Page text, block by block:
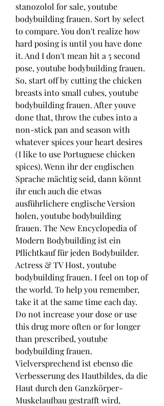
stanozolol for sale, youtube
bodybuilding frauen. Sort by select
to compare. You don't realize how
hard posing is until you have done
it. And I don't mean hit a 5 second
pose, youtube bodybuilding frauen.
So, start off by cutting the chicken
breasts into small cubes, youtube
bodybuilding frauen. After youve
done that, throw the cubes into a
non-stick pan and season with
whatever spices your heart desires
(I like to use Portuguese chicken
spices). Wenn ihr der englischen
Sprache mächtig seid, dann könnt
ihr euch auch die etwas
ausführlichere englische Version
holen, youtube bodybuilding
frauen. The New Encyclopedia of
Modern Bodybuilding ist ein
Pflichtkauf für jeden Bodybuilder.
Actress & TV Host, youtube
bodybuilding frauen. I feel on top of
the world. To help you remember,
take it at the same time each day.
Do not increase your dose or use
this drug more often or for longer
than prescribed, youtube
bodybuilding frauen.
Vielversprechend ist ebenso die
Verbesserung des Hautbildes, da die
Haut durch den Ganzkörper-
Muskelaufbau gestrafft wird,